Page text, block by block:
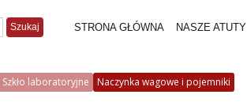
Szukaj STRONA GŁÓWNA NASZE ATUTY
Szkło laboratoryjne Naczynka wagowe i pojemniki